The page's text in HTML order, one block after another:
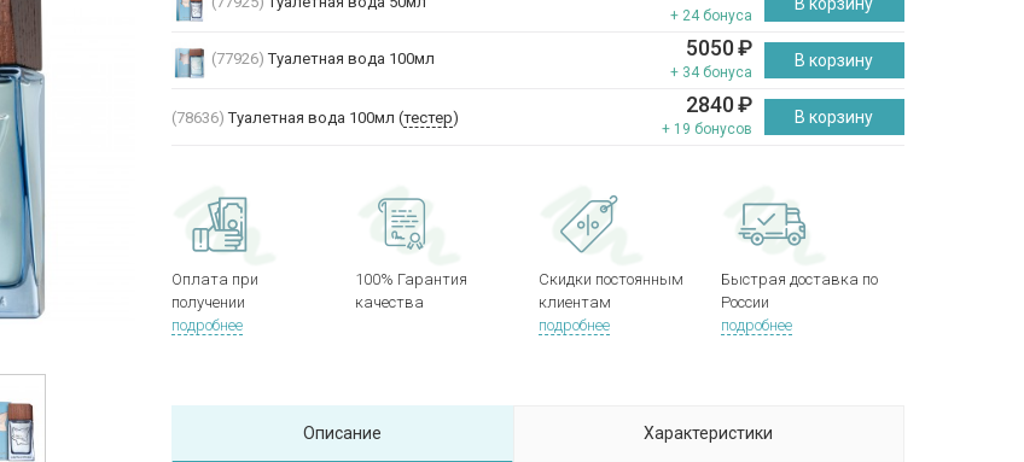
+ 24 бонуса
(77926) Туалетная вода 100мл 5050₽
+ 34 бонуса
В корзину
(78636) Туалетная вода 100мл (тестер) 2840₽
+ 19 бонусов
В корзину
Оплата при
получении
подробнее
100% Гарантия
качества
Скидки постоянным
клиентам
подробнее
Быстрая доставка по
России
подробнее
Описание Характеристики